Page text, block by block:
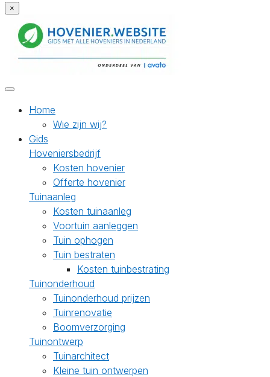
×
Home
Wie zijn wij?
Gids
Hoveniersbedrijf
Kosten hovenier
Offerte hovenier
Tuinaanleg
Kosten tuinaanleg
Voortuin aanleggen
Tuin ophogen
Tuin bestraten
Kosten tuinbestrating
Tuinonderhoud
Tuinonderhoud prijzen
Tuinrenovatie
Boomverzorging
Tuinontwerp
Tuinarchitect
Kleine tuin ontwerpen